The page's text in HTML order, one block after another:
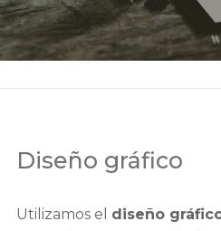
Diseño gráfico
Utilizamos el diseño